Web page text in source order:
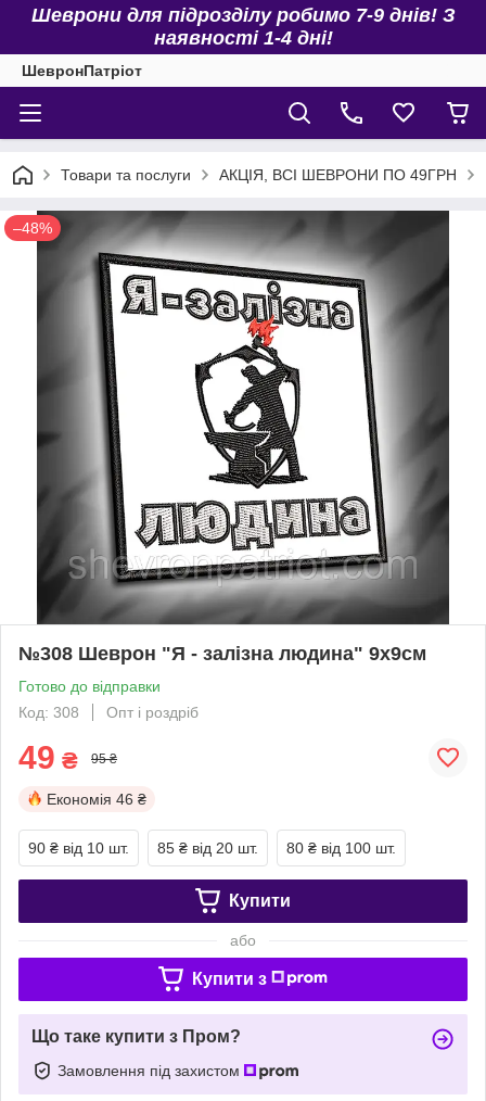
Шеврони для підрозділу робимо 7-9 днів! З
наявності 1-4 дні!
ШевронПатріот
Товари та послуги АКЦІЯ, ВСІ ШЕВРОНИ ПО 49ГРН
–48%
№308 Шеврон "Я - залізна людина" 9х9см
Готово до відправки
Код: 308
Опт і роздріб
49 ₴ 95 ₴
Економія 46 ₴
90 ₴ від 10 шт. 85 ₴ від 20 шт. 80 ₴ від 100 шт.
Купити
або
Купити з
Що таке купити з Пром?
Замовлення під захистом